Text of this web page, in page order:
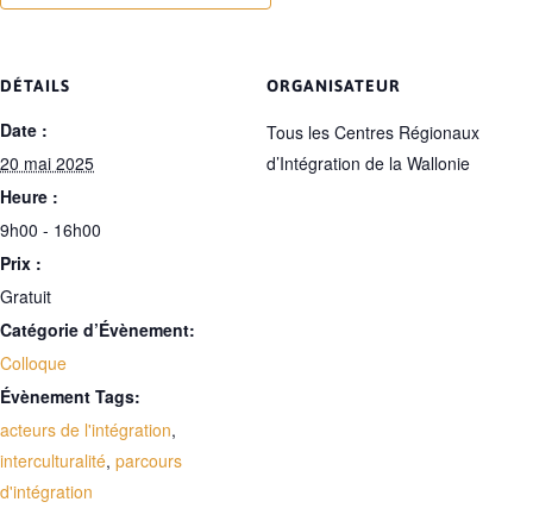
DÉTAILS
Date :
20 mai 2025
Heure :
9h00 - 16h00
Prix :
Gratuit
Catégorie d’Évènement:
Colloque
Évènement Tags:
acteurs de l'intégration,
interculturalité, parcours
d'intégration
ORGANISATEUR
Tous les Centres Régionaux
d’Intégration de la Wallonie